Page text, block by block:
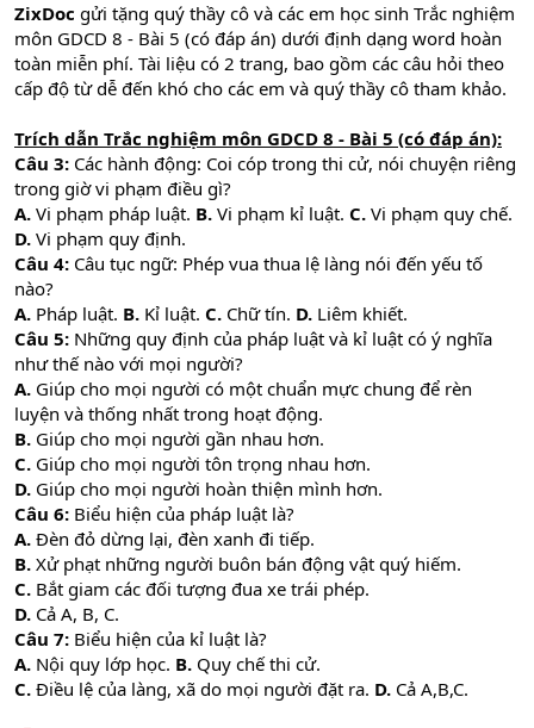
ZixDoc gửi tặng quý thầy cô và các em học sinh Trắc nghiệm
môn GDCD 8 - Bài 5 (có đáp án) dưới định dạng word hoàn
toàn miễn phí. Tài liệu có 2 trang, bao gồm các câu hỏi theo
cấp độ từ dễ đến khó cho các em và quý thầy cô tham khảo.
Trích dẫn Trắc nghiệm môn GDCD 8 - Bài 5 (có đáp án):
Câu 3: Các hành động: Coi cóp trong thi cử, nói chuyện riêng
trong giờ vi phạm điều gì?
A. Vi phạm pháp luật. B. Vi phạm kỉ luật. C. Vi phạm quy chế.
D. Vi phạm quy định.
Câu 4: Câu tục ngữ: Phép vua thua lệ làng nói đến yếu tố
nào?
A. Pháp luật. B. Kỉ luật. C. Chữ tín. D. Liêm khiết.
Câu 5: Những quy định của pháp luật và kỉ luật có ý nghĩa
như thế nào với mọi người?
A. Giúp cho mọi người có một chuẩn mực chung để rèn
luyện và thống nhất trong hoạt động.
B. Giúp cho mọi người gần nhau hơn.
C. Giúp cho mọi người tôn trọng nhau hơn.
D. Giúp cho mọi người hoàn thiện mình hơn.
Câu 6: Biểu hiện của pháp luật là?
A. Đèn đỏ dừng lại, đèn xanh đi tiếp.
B. Xử phạt những người buôn bán động vật quý hiếm.
C. Bắt giam các đối tượng đua xe trái phép.
D. Cả A, B, C.
Câu 7: Biểu hiện của kỉ luật là?
A. Nội quy lớp học. B. Quy chế thi cử.
C. Điều lệ của làng, xã do mọi người đặt ra. D. Cả A,B,C.